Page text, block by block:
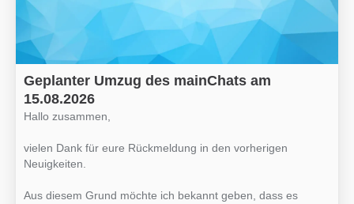
Geplanter Umzug des mainChats am
15.08.2026
Hallo zusammen,
vielen Dank für eure Rückmeldung in den vorherigen
Neuigkeiten.
Aus diesem Grund möchte ich bekannt geben, dass es